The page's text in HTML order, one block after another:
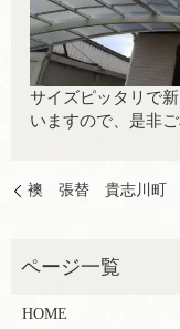
サイズピッタリで
いますので、是非
襖 張替 貴志川町
HOME